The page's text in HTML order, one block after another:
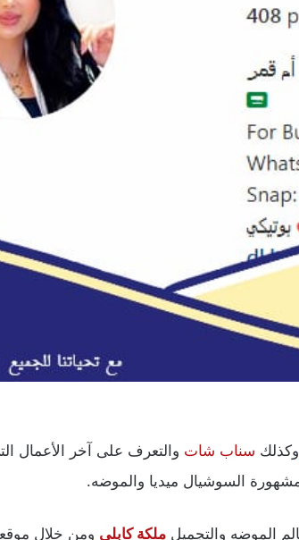
وكذلك سناب شات والتعرف على آخر الأعمال
السوشيال ميديا والموضه.
الموضه والتجميل ملكة كابلي ومن خلال